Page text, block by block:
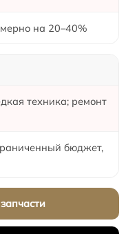
на 20–40%
техника; ремонт
бюджет,